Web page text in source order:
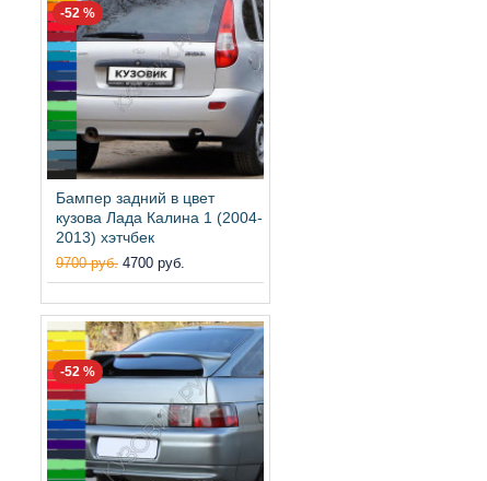
-52 %
Бампер задний в цвет
кузова Лада Калина 1 (2004-
2013) хэтчбек
9700 руб. 4700 руб.
-52 %